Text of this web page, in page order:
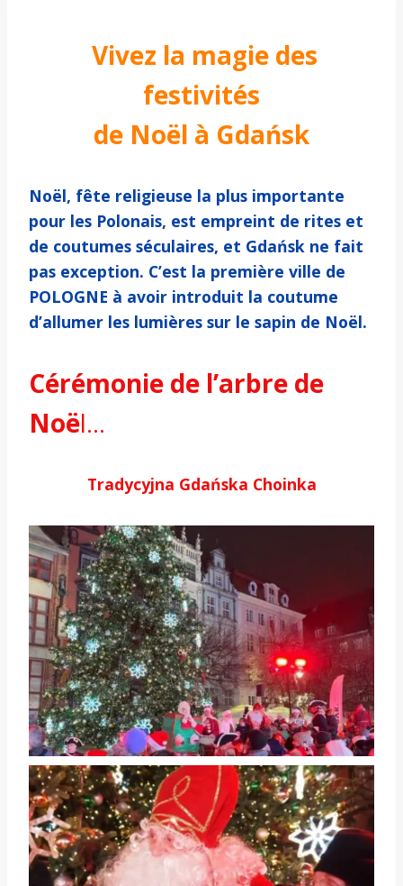
Vivez la magie des
festivités
de Noël à Gdańsk
Noël, fête religieuse la plus importante
pour les Polonais, est empreint de rites et
de coutumes séculaires, et Gdańsk ne fait
pas exception. C’est la première ville de
POLOGNE à avoir introduit la coutume
d’allumer les lumières sur le sapin de Noël.
Cérémonie de l’arbre de
Noël…
Tradycyjna Gdańska Choinka